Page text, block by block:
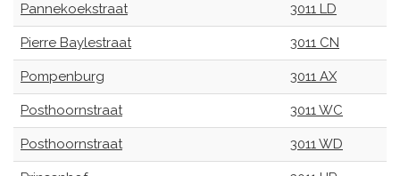
Pannekoekstraat 3011 LD
Pierre Baylestraat 3011 CN
Pompenburg 3011 AX
Posthoornstraat 3011 WC
Posthoornstraat 3011 WD